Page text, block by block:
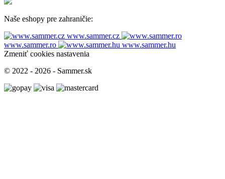
Naše eshopy pre zahraničie:
www.sammer.cz
www.sammer.ro
www.sammer.hu
Zmeniť cookies nastavenia
© 2022 - 2026 - Sammer.sk